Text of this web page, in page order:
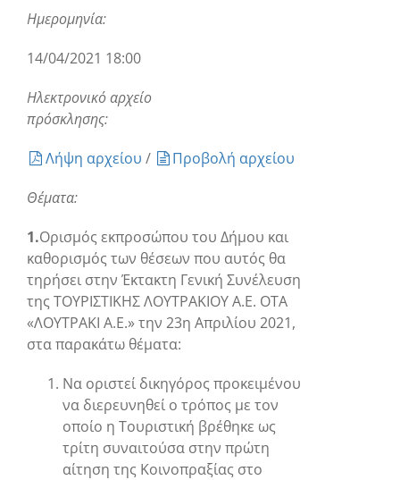
Ημερομηνία:
14/04/2021 18:00
Ηλεκτρονικό αρχείο
πρόσκλησης:
Λήψη αρχείου /
Προβολή αρχείου
Θέματα:
1.Ορισμός εκπροσώπου του Δήμου και
καθορισμός των θέσεων που αυτός θα
τηρήσει στην Έκτακτη Γενική Συνέλευση
της ΤΟΥΡΙΣΤΙΚΗΣ ΛΟΥΤΡΑΚΙΟΥ Α.Ε. ΟΤΑ
«ΛΟΥΤΡΑΚΙ Α.Ε.» την 23η Απριλίου 2021,
στα παρακάτω θέματα:
Να οριστεί δικηγόρος προκειμένου
να διερευνηθεί ο τρόπος με τον
οποίο η Τουριστική βρέθηκε ως
τρίτη συναιτούσα στην πρώτη
αίτηση της Κοινοπραξίας στο